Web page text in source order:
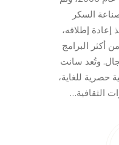
السكر
إعادة إطلاقه،
أكثر البرامج
وتُعد سانت
حصرية للغاية،
الثقافية…